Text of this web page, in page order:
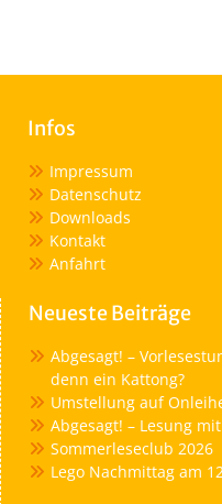
Infos
Impressum
Datenschutz
Downloads
Kontakt
Anfahrt
Neueste Beiträge
Abgesagt! –
denn ein Kattong?
Umstellung auf
Abgesagt! – Lesung
Sommerleseclub 2026
Lego Nachmittag am